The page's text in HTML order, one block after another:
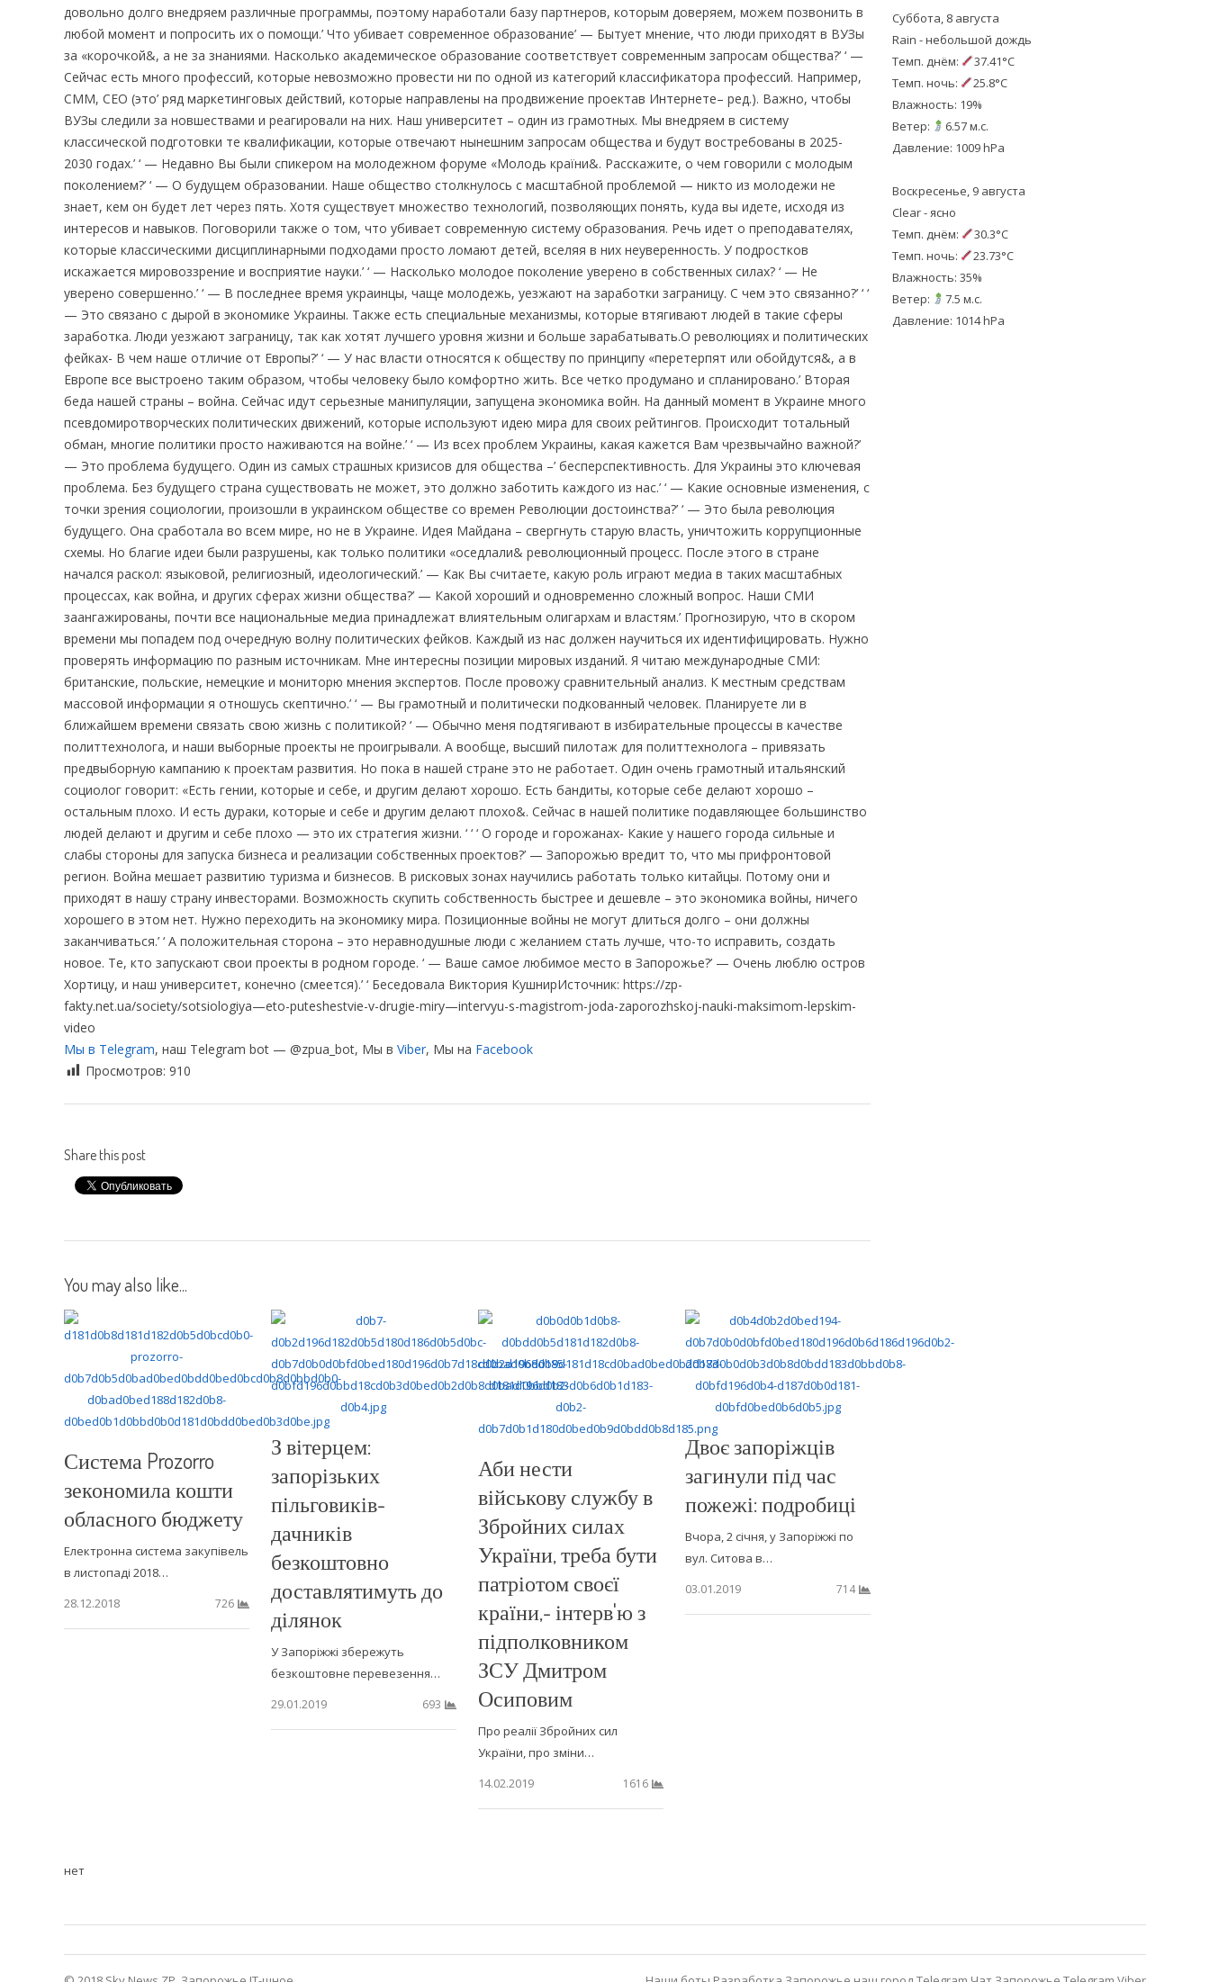
довольно долго внедряем различные программы, поэтому наработали базу партнеров, которым доверяем, можем позвонить в
любой момент и попросить их о помощи.’ Что убивает современное образование’ — Бытует мнение, что люди приходят в ВУЗы
за «корочкой&, а не за знаниями. Насколько академическое образование соответствует современным запросам общества?’ ‘ —
Сейчас есть много профессий, которые невозможно провести ни по одной из категорий классификатора профессий. Например,
СММ, СЕО (это’ ряд маркетинговых действий, которые направлены на продвижение проектав Интернете– ред.). Важно, чтобы
ВУЗы следили за новшествами и реагировали на них. Наш университет – один из грамотных. Мы внедряем в систему
классической подготовки те квалификации, которые отвечают нынешним запросам общества и будут востребованы в 2025-
2030 годах.’ ‘ — Недавно Вы были спикером на молодежном форуме «Молодь країни&. Расскажите, о чем говорили с молодым
поколением?’ ‘ — О будущем образовании. Наше общество столкнулось с масштабной проблемой — никто из молодежи не
знает, кем он будет лет через пять. Хотя существует множество технологий, позволяющих понять, куда вы идете, исходя из
интересов и навыков. Поговорили также о том, что убивает современную систему образования. Речь идет о преподавателях,
которые классическими дисциплинарными подходами просто ломают детей, вселяя в них неуверенность. У подростков
искажается мировоззрение и восприятие науки.’ ‘ — Насколько молодое поколение уверено в собственных силах? ‘ — Не
уверено совершенно.’ ‘ — В последнее время украинцы, чаще молодежь, уезжают на заработки заграницу. С чем это связанно?’ ‘ ‘
— Это связано с дырой в экономике Украины. Также есть специальные механизмы, которые втягивают людей в такие сферы
заработка. Люди уезжают заграницу, так как хотят лучшего уровня жизни и больше зарабатывать.О революциях и политических
фейках- В чем наше отличие от Европы?’ ‘ — У нас власти относятся к обществу по принципу «перетерпят или обойдутся&, а в
Европе все выстроено таким образом, чтобы человеку было комфортно жить. Все четко продумано и спланировано.’ Вторая
беда нашей страны – война. Сейчас идут серьезные манипуляции, запущена экономика войн. На данный момент в Украине много
псевдомиротворческих политических движений, которые используют идею мира для своих рейтингов. Происходит тотальный
обман, многие политики просто наживаются на войне.’ ‘ — Из всех проблем Украины, какая кажется Вам чрезвычайно важной?’
— Это проблема будущего. Один из самых страшных кризисов для общества –’ бесперспективность. Для Украины это ключевая
проблема. Без будущего страна существовать не может, это должно заботить каждого из нас.’ ‘ — Какие основные изменения, с
точки зрения социологии, произошли в украинском обществе со времен Революции достоинства?’ ‘ — Это была революция
будущего. Она сработала во всем мире, но не в Украине. Идея Майдана – свергнуть старую власть, уничтожить коррупционные
схемы. Но благие идеи были разрушены, как только политики «оседлали& революционный процесс. После этого в стране
начался раскол: языковой, религиозный, идеологический.’ — Как Вы считаете, какую роль играют медиа в таких масштабных
процессах, как война, и других сферах жизни общества?’ — Какой хороший и одновременно сложный вопрос. Наши СМИ
заангажированы, почти все национальные медиа принадлежат влиятельным олигархам и властям.’ Прогнозирую, что в скором
времени мы попадем под очередную волну политических фейков. Каждый из нас должен научиться их идентифицировать. Нужно
проверять информацию по разным источникам. Мне интересны позиции мировых изданий. Я читаю международные СМИ:
британские, польские, немецкие и мониторю мнения экспертов. После провожу сравнительный анализ. К местным средствам
массовой информации я отношусь скептично.’ ‘ — Вы грамотный и политически подкованный человек. Планируете ли в
ближайшем времени связать свою жизнь с политикой? ‘ — Обычно меня подтягивают в избирательные процессы в качестве
политтехнолога, и наши выборные проекты не проигрывали. А вообще, высший пилотаж для политтехнолога – привязать
предвыборную кампанию к проектам развития. Но пока в нашей стране это не работает. Один очень грамотный итальянский
социолог говорит: «Есть гении, которые и себе, и другим делают хорошо. Есть бандиты, которые себе делают хорошо –
остальным плохо. И есть дураки, которые и себе и другим делают плохо&. Сейчас в нашей политике подавляющее большинство
людей делают и другим и себе плохо — это их стратегия жизни. ‘ ‘ ‘ О городе и горожанах- Какие у нашего города сильные и
слабы стороны для запуска бизнеса и реализации собственных проектов?’ — Запорожью вредит то, что мы прифронтовой
регион. Война мешает развитию туризма и бизнесов. В рисковых зонах научились работать только китайцы. Потому они и
приходят в нашу страну инвесторами. Возможность скупить собственность быстрее и дешевле – это экономика войны, ничего
хорошего в этом нет. Нужно переходить на экономику мира. Позиционные войны не могут длиться долго – они должны
заканчиваться.’ ‘ А положительная сторона – это неравнодушные люди с желанием стать лучше, что-то исправить, создать
новое. Те, кто запускают свои проекты в родном городе. ‘ — Ваше самое любимое место в Запорожье?’ — Очень люблю остров
Хортицу, и наш университет, конечно (смеется).’ ‘ Беседовала Виктория КушнирИсточник: https://zp-
fakty.net.ua/society/sotsiologiya—eto-puteshestvie-v-drugie-miry—intervyu-s-magistrom-joda-zaporozhskoj-nauki-maksimom-lepskim-
video
Мы в Telegram, наш Telegram bot — @zpua_bot, Мы в Viber, Мы на Facebook
Просмотров: 910
Share this post
You may also like...
Система Prozorro
зекономила кошти
обласного бюджету
Електронна система закупівель
в листопаді 2018…
28.12.2018
726
З вітерцем:
запорізьких
пільговиків-
дачників
безкоштовно
доставлятимуть до
ділянок
У Запоріжжі збережуть
безкоштовне перевезення…
29.01.2019
693
Аби нести
військову службу в
Збройних силах
України, треба бути
патріотом своєї
країни,- інтерв'ю з
підполковником
ЗСУ Дмитром
Осиповим
Про реалії Збройних сил
України, про зміни…
14.02.2019
1616
Двоє запоріжців
загинули під час
пожежі: подробиці
Вчора, 2 січня, у Запоріжжі по
вул. Ситова в…
03.01.2019
714
нет
Суббота, 8 августа
Rain - небольшой дождь
Темп. днём:
37.41°C
Темп. ночь:
25.8°C
Влажность: 19%
Ветер:
6.57 м.с.
Давление: 1009 hPa
Воскресенье, 9 августа
Clear - ясно
Темп. днём:
30.3°C
Темп. ночь:
23.73°C
Влажность: 35%
Ветер:
7.5 м.с.
Давление: 1014 hPa